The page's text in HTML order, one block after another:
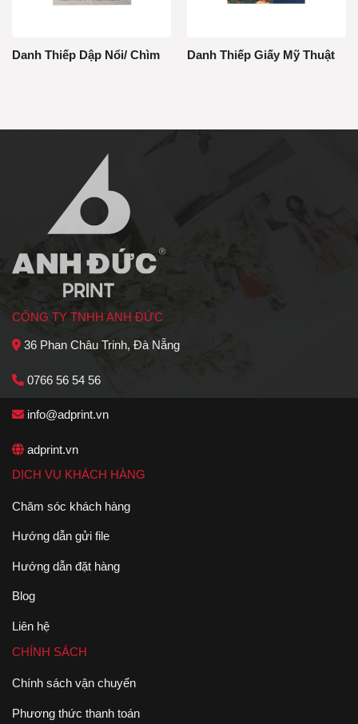
Danh Thiếp Dập Nổi/ Chìm Danh Thiếp Giấy Mỹ Thuật
CÔNG TY TNHH ANH ĐỨC
36 Phan Châu Trinh, Đà Nẵng
0766 56 54 56
info@adprint.vn
adprint.vn
DỊCH VỤ KHÁCH HÀNG
Chăm sóc khách hàng
Hướng dẫn gửi file
Hướng dẫn đặt hàng
Blog
Liên hệ
CHÍNH SÁCH
Chính sách vận chuyển
Phương thức thanh toán